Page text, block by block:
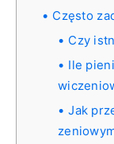
Często
Czy
Ile
Jak